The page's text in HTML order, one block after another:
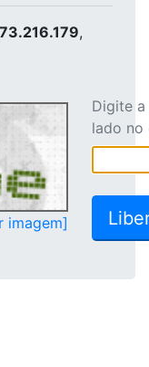
,
imagem]
Digite
lado no